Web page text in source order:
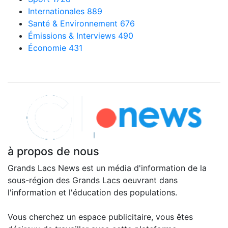
Internationales 889
Santé & Environnement 676
Émissions & Interviews 490
Économie 431
à propos de nous
Grands Lacs News est un média d'information de la
sous-région des Grands Lacs oeuvrant dans
l'information et l'éducation des populations.
Vous cherchez un espace publicitaire, vous êtes